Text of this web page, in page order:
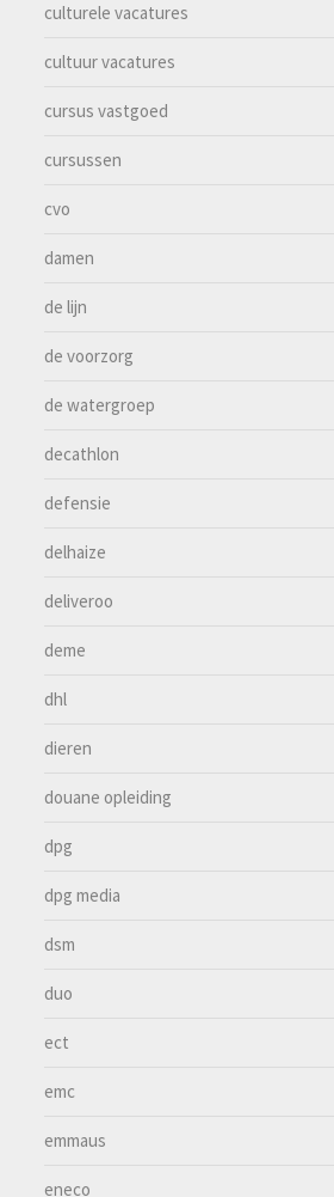
culturele vacatures
cultuur vacatures
cursus vastgoed
cursussen
cvo
damen
de lijn
de voorzorg
de watergroep
decathlon
defensie
delhaize
deliveroo
deme
dhl
dieren
douane opleiding
dpg
dpg media
dsm
duo
ect
emc
emmaus
eneco